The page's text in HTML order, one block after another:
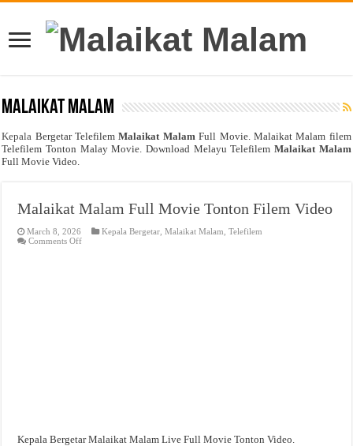
Malaikat Malam
Kepala Bergetar TelefilemMalaikat MalamFull Movie. Malaikat Malam filem
Telefilem Tonton Malay Movie. Download Melayu TelefilemMalaikat Malam
Full Movie Video.
Malaikat Malam Full Movie Tonton Filem Video
March 8, 2026 Kepala Bergetar ,Malaikat Malam ,Telefilem
Comments Offon
Kepala Bergetar Malaikat Malam Live Full Movie Tonton Video.